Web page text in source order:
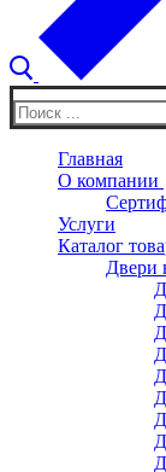
Искать:
Главная
О компании
Услуги
Каталог
Двери